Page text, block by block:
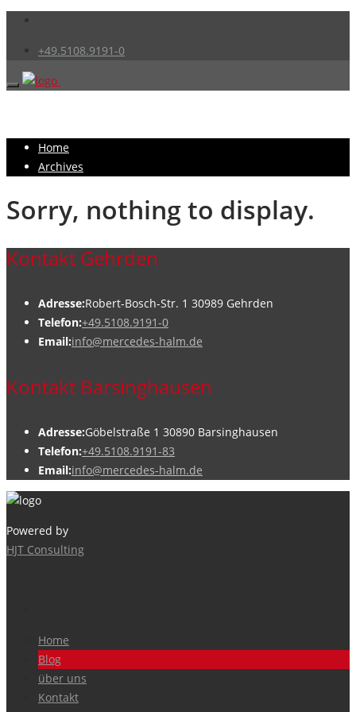
+49.5108.9191-0
Home
Archives
Sorry, nothing to display.
Kontakt Gehrden
Adresse:Robert-Bosch-Str. 1 30989 Gehrden
Telefon:+49.5108.9191-0
Email:info@mercedes-halm.de
Kontakt Barsinghausen
Adresse:Göbelstraße 1 30890 Barsinghausen
Telefon:+49.5108.9191-83
Email:info@mercedes-halm.de
Powered by
HJT Consulting
Home
Blog
über uns
Kontakt